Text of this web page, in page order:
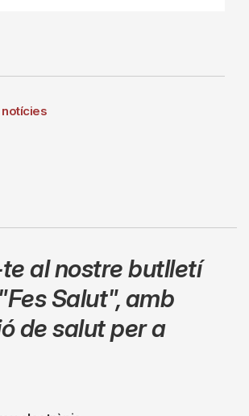
al nostre butlletí
"Fes Salut",amb
de salut per a